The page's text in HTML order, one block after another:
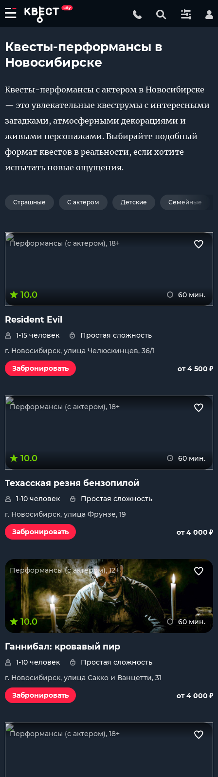
Квесты-перформансы в
Новосибирске
Квесты-перфомансы с актером в Новосибирске
— это увлекательные квеструмы с интересными
загадками, атмосферными декорациями и
живыми персонажами. Выбирайте подобный
формат квестов в реальности, если хотите
испытать новые ощущения.
Страшные С актером Детские Семейные
Перформансы (с актером), 18+
10.0 60 мин.
Resident Evil
1-15 человек
Простая сложность
г. Новосибирск, улица Челюскинцев, 36/1
Забронировать
от 4 500 ₽
Перформансы (с актером), 18+
10.0 60 мин.
Техасская резня бензопилой
1-10 человек
Простая сложность
г. Новосибирск, улица Фрунзе, 19
Забронировать
от 4 000 ₽
Перформансы (с актером), 12+
10.0 60 мин.
Ганнибал: кровавый пир
1-10 человек
Простая сложность
г. Новосибирск, улица Сакко и Ванцетти, 31
Забронировать
от 4 000 ₽
Перформансы (с актером), 18+